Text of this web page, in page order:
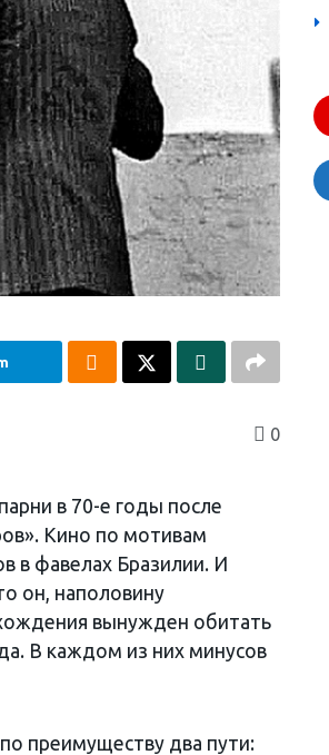
0
в 70-е годы после
Кино по мотивам
в фавелах Бразилии. И
он, наполовину
вынужден обитать
В каждом из них минусов
преимуществу два пути: